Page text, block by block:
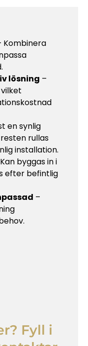
Kombinera
lösning –
en synlig
rullas
installation.
byggas in i
efter befintlig
–
Fyll i